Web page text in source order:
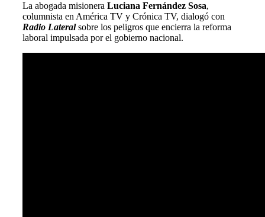
La abogada misionera Luciana Fernández Sosa,
columnista en América TV y Crónica TV, dialogó con
Radio Lateralsobre los peligros que encierra la reforma
laboral impulsada por el gobierno nacional.